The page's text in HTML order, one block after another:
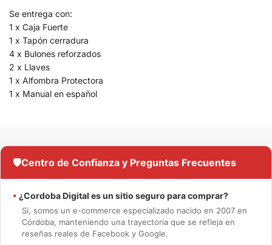
Se entrega con:
1 x Caja Fuerte
1 x Tapón cerradura
4 x Bulones reforzados
2 x Llaves
1 x Alfombra Protectora
1 x Manual en español
🛡️Centro de Confianza y Preguntas Frecuentes
• ¿Cordoba Digital es un sitio seguro para comprar?
Sí, somos un e-commerce especializado nacido en 2007 en
Córdoba, manteniendo una trayectoria que se refleja en
reseñas reales de Facebook y Google.